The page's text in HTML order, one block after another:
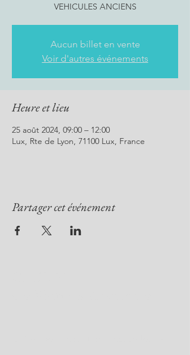
VEHICULES ANCIENS
Aucun billet en vente
Voir d'autres événements
Heure et lieu
25 août 2024, 09:00 – 12:00
Lux, Rte de Lyon, 71100 Lux, France
Partager cet événement